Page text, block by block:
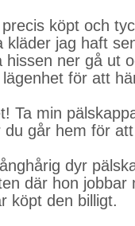
köpt och
jag haft
ner gå ut
för att
Ta min
går hem för
dyr
där hon jobbar
köpt den billigt.